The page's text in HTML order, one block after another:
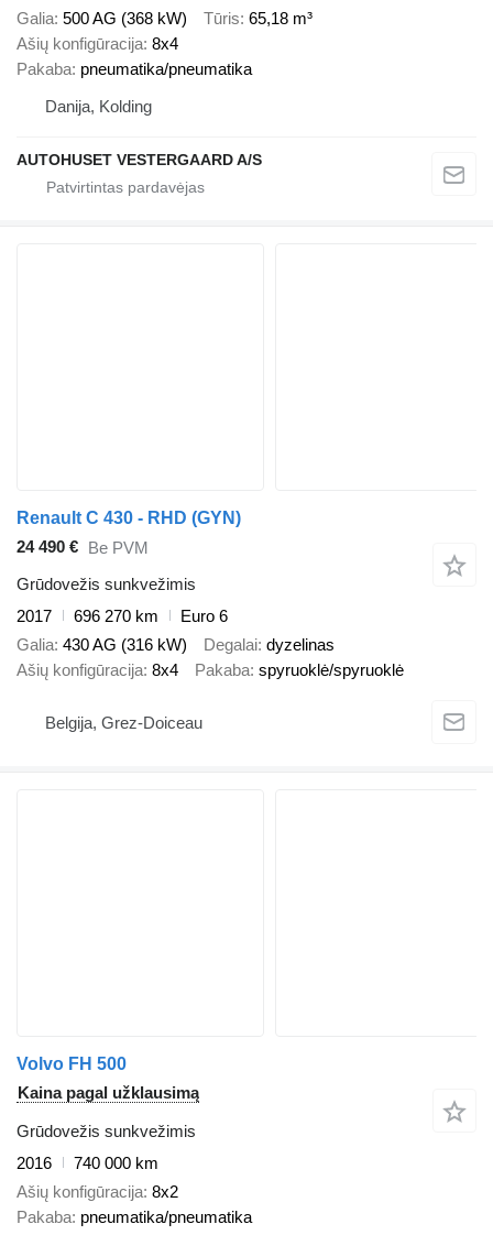
Galia 500 AG (368 kW) Tūris 65,18 m³
Ašių konfigūracija 8x4
Pakaba pneumatika/pneumatika
Danija, Kolding
AUTOHUSET VESTERGAARD A/S
Renault C 430 - RHD (GYN)
24 490 € Be PVM
Grūdovežis sunkvežimis
2017
696 270 km
Euro 6
Galia 430 AG (316 kW) Degalai dyzelinas
Ašių konfigūracija 8x4 Pakaba spyruoklė/spyruoklė
Belgija, Grez-Doiceau
Volvo FH 500
Kaina pagal užklausimą
Grūdovežis sunkvežimis
2016
740 000 km
Ašių konfigūracija 8x2
Pakaba pneumatika/pneumatika